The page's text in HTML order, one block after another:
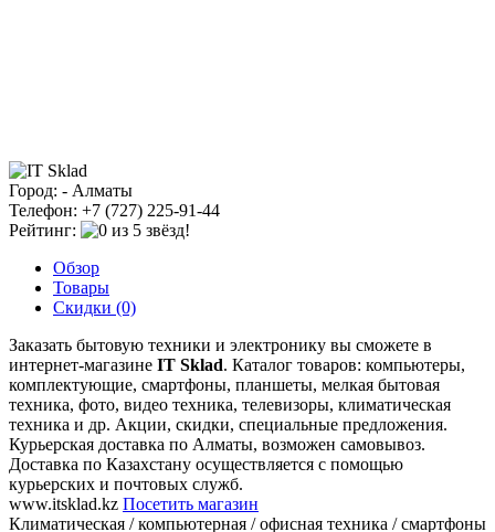
Город: - Алматы
Телефон: +7 (727) 225-91-44
Рейтинг:
Обзор
Товары
Скидки (0)
Заказать бытовую техники и электронику вы сможете в
интернет-магазине IT Sklad. Каталог товаров: компьютеры,
комплектующие, смартфоны, планшеты, мелкая бытовая
техника, фото, видео техника, телевизоры, климатическая
техника и др. Акции, скидки, специальные предложения.
Курьерская доставка по Алматы, возможен самовывоз.
Доставка по Казахстану осуществляется с помощью
курьерских и почтовых служб.
www.itsklad.kz Посетить магазин
Климатическая / компьютерная / офисная техника / смартфоны